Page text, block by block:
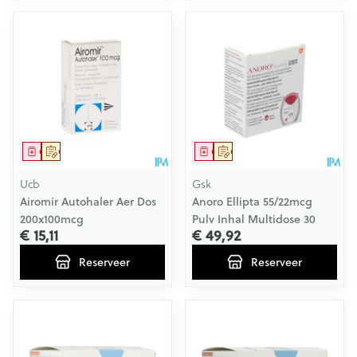
Op voorschrift
Geneesmiddel
Ucb
Airomir Autohaler Aer Dos
200x100mcg
€ 15,11
Reserveer
Op voorschrift
Geneesmiddel
Gsk
Anoro Ellipta 55/22mcg
Pulv Inhal Multidose 30
€ 49,92
Reserveer